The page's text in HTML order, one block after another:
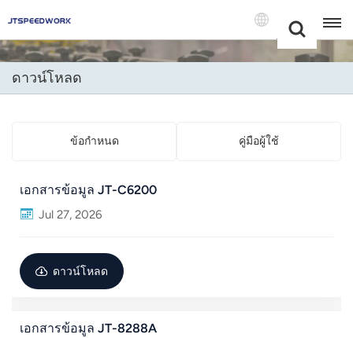
+86 -18681515767
Language(แบบ
English
ดาวน์โหลด
ข้อกำหนด คู่มือผู้ใช้
เอกสารข้อมูล JT-C6200
Jul 27, 2026
ดาวน์โหลด
เอกสารข้อมูล JT-8288A